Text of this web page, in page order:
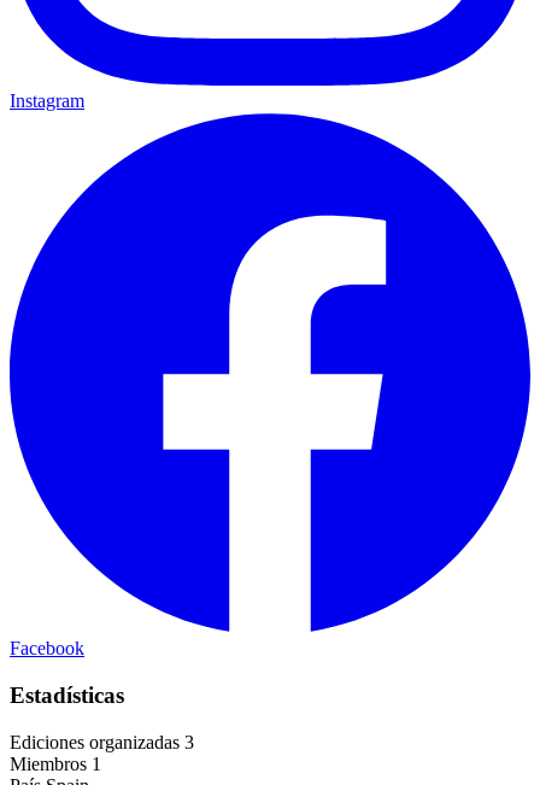
Instagram
Facebook
Estadísticas
Ediciones organizadas 3
Miembros 1